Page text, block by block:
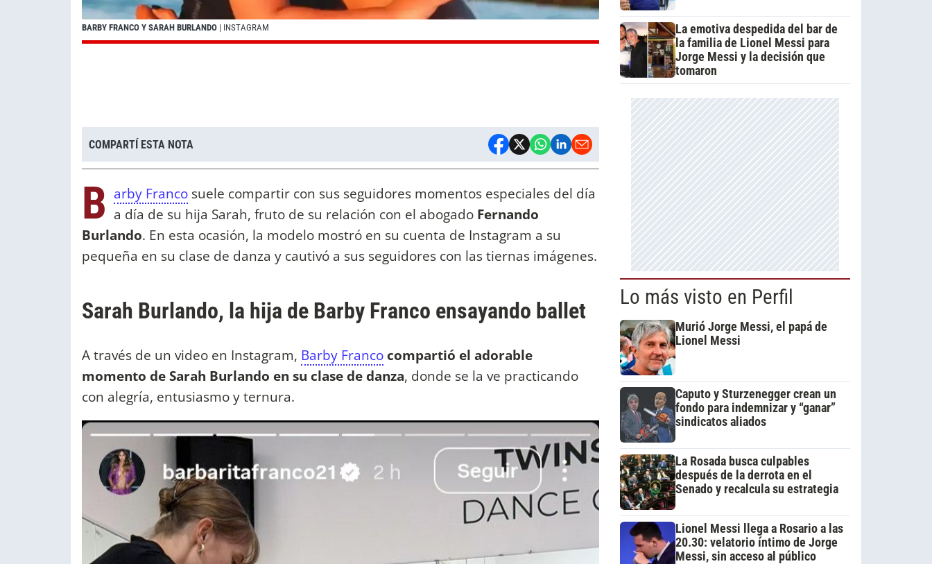
BARBY FRANCO Y SARAH BURLANDO | INSTAGRAM
COMPARTÍ ESTA NOTA
B arby Franco suele compartir con sus seguidores momentos especiales del día
a día de su hija Sarah, fruto de su relación con el abogado Fernando
Burlando. En esta ocasión, la modelo mostró en su cuenta de Instagram a su
pequeña en su clase de danza y cautivó a sus seguidores con las tiernas imágenes.
Sarah Burlando, la hija de Barby Franco ensayando ballet
A través de un video en Instagram, Barby Franco compartió el adorable
momento de Sarah Burlando en su clase de danza, donde se la ve practicando
con alegría, entusiasmo y ternura.
La emotiva despedida del bar de
la familia de Lionel Messi para
Jorge Messi y la decisión que
tomaron
Lo más visto en Perfil
Murió Jorge Messi, el papá de
Lionel Messi
Caputo y Sturzenegger crean un
fondo para indemnizar y “ganar”
sindicatos aliados
La Rosada busca culpables
después de la derrota en el
Senado y recalcula su estrategia
Lionel Messi llega a Rosario a las
20.30: velatorio íntimo de Jorge
Messi, sin acceso al público